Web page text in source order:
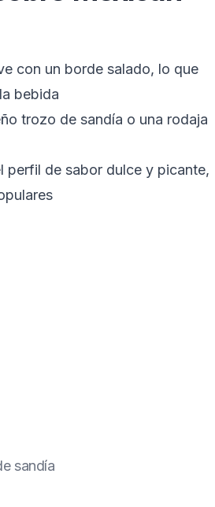
con un borde salado, lo que
bebida
trozo de sandía o una rodaja
perfil de sabor dulce y picante,
sandía